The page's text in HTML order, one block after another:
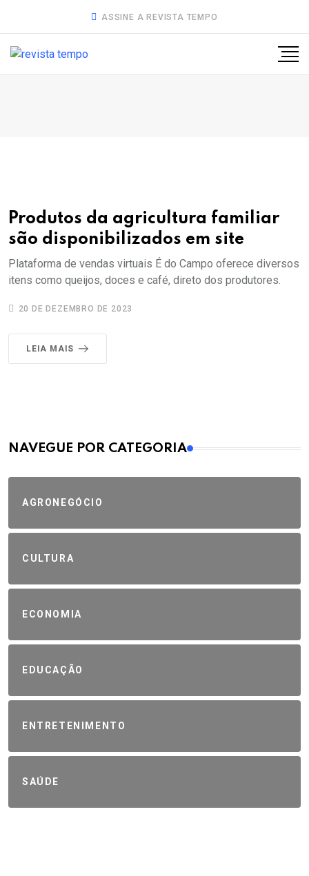
ASSINE A REVISTA TEMPO
Produtos da agricultura familiar
são disponibilizados em site
Plataforma de vendas virtuais É do Campo oferece diversos
itens como queijos, doces e café, direto dos produtores.
20 DE DEZEMBRO DE 2023
LEIA MAIS
MAIS VISTOS
NAVEGUE POR CATEGORIA
AGRONEGÓCIO
CULTURA
ECONOMIA
EDUCAÇÃO
ENTRETENIMENTO
SAÚDE